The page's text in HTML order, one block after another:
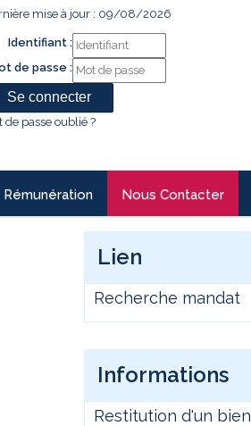
mise à jour : 09/08/2026
Identifiant :
de passe :
de passe oublié ?
Rémunération Nous Contacter
Lien
Recherche mandat
Informations
Restitution d'un bien